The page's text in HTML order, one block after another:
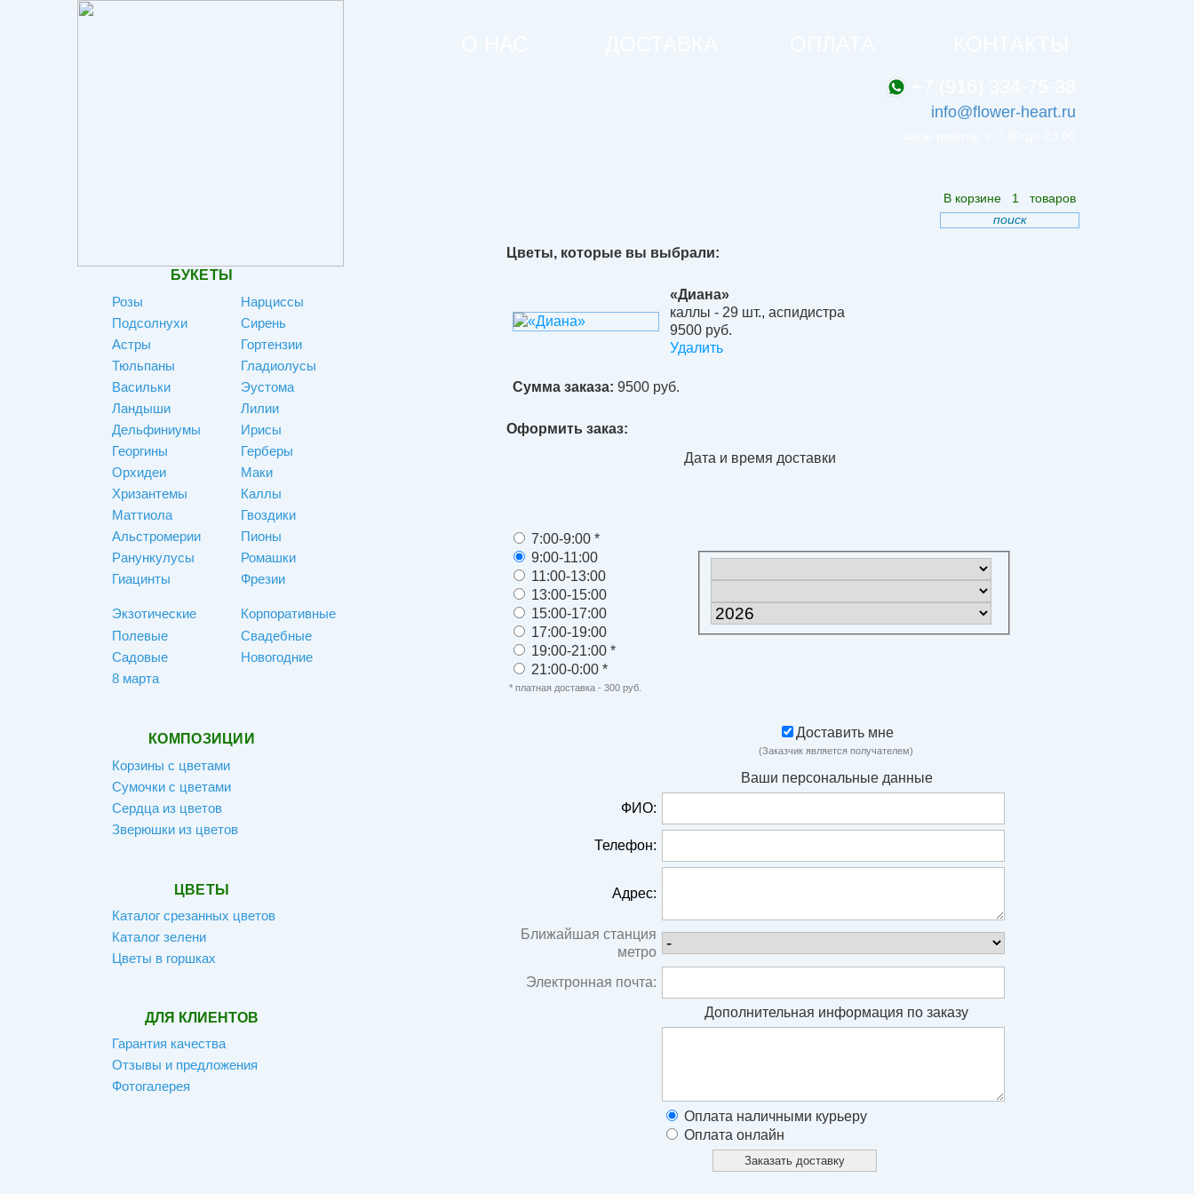
БУКЕТЫ
Розы
Подсолнухи
Астры
Тюльпаны
Васильки
Ландыши
Дельфиниумы
Георгины
Орхидеи
Хризантемы
Маттиола
Альстромерии
Ранункулусы
Гиацинты
Экзотические
Нарциссы
Сирень
Гортензии
Гладиолусы
Эустома
Лилии
Ирисы
Герберы
Маки
Каллы
Гвоздики
Пионы
Ромашки
Фрезии
Корпоративные
Полевые
Садовые
8 марта
Свадебные
Новогодние
КОМПОЗИЦИИ
Корзины с цветами
Сумочки с цветами
Сердца из цветов
Зверюшки из цветов
ЦВЕТЫ
Каталог срезанных цветов
Каталог зелени
Цветы в горшках
ДЛЯ КЛИЕНТОВ
Гарантия качества
Отзывы и предложения
Фотогалерея
info@flower-heart.ru
В корзине 1
товаров
поиск
Цветы, которые вы выбрали:
«Диана»
каллы - 29 шт., аспидистра
9500 руб.
Удалить
Сумма заказа: 9500руб.
Оформить заказ:
Дата и время доставки
7:00-9:00 *
9:00-11:00
11:00-13:00
13:00-15:00
15:00-17:00
17:00-19:00
19:00-21:00 *
21:00-0:00 *
* платная доставка - 300 руб.
Доставить мне
(Заказчик является получателем)
Ваши персональные данные
ФИО:
Телефон:
Адрес:
Ближайшая станция
метро
Электронная почта:
Дополнительная информация по заказу
Оплата наличными курьеру
Оплата онлайн